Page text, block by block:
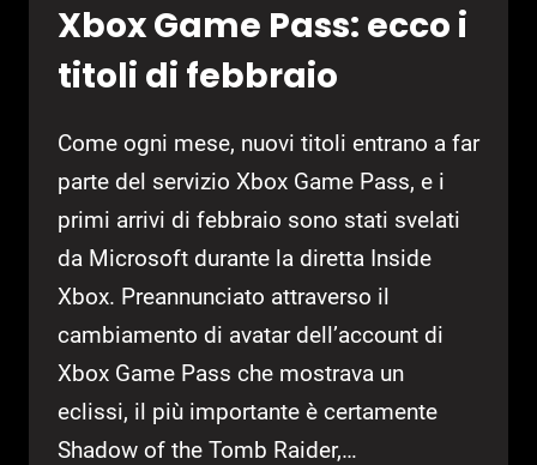
Xbox Game Pass: ecco i
titoli di febbraio
Come ogni mese, nuovi titoli entrano a far
parte del servizio Xbox Game Pass, e i
primi arrivi di febbraio sono stati svelati
da Microsoft durante la diretta Inside
Xbox. Preannunciato attraverso il
cambiamento di avatar dell’account di
Xbox Game Pass che mostrava un
eclissi, il più importante è certamente
Shadow of the Tomb Raider,…